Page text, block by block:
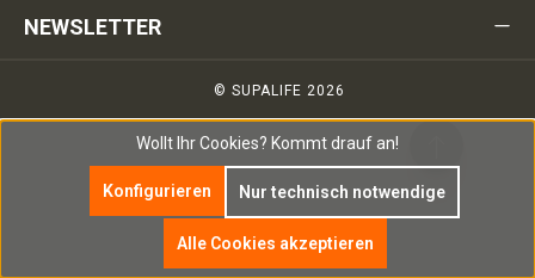
NEWSLETTER
© SUPALIFE 2026
Wollt Ihr Cookies? Kommt drauf an!
Nur technisch notwendige
Konfigurieren
Alle Cookies akzeptieren